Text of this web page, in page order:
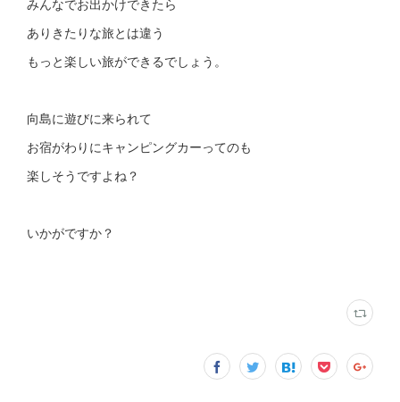
みんなでお出かけできたら
ありきたりな旅とは違う
もっと楽しい旅ができるでしょう。
向島に遊びに来られて
お宿がわりにキャンピングカーってのも
楽しそうですよね？
いかがですか？